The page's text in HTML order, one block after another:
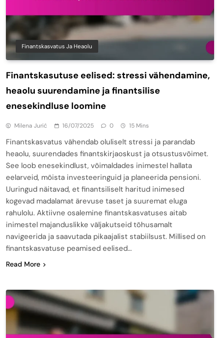
Finantskasvatus Ja Heaolu
Finantskasutuse eelised: stressi vähendamine,
heaolu suurendamine ja finantsilise
enesekindluse loomine
Milena Jurić 16/07/2025 0 15 Mins
Finantskasvatus vähendab oluliselt stressi ja parandab
heaolu, suurendades finantskirjaoskust ja otsustusvõimet.
See loob enesekindlust, võimaldades inimestel hallata
eelarveid, mõista investeeringuid ja planeerida pensioni.
Uuringud näitavad, et finantsiliselt haritud inimesed
kogevad madalamat ärevuse taset ja suuremat eluga
rahulolu. Aktiivne osalemine finantskasvatuses aitab
inimestel majanduslikke väljakutseid tõhusamalt
navigeerida ja saavutada pikaajalist stabiilsust. Millised on
finantskasvatuse peamised eelised…
Read More